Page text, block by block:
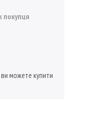
покупця
ви можете купити